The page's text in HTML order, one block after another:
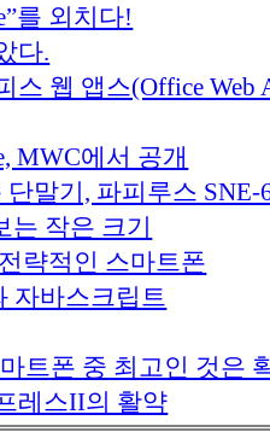
를 외치다!
다.
웹 앱스(Office Web
MWC에서 공개
말기, 파피루스 SNE-
는 작은 크기
략적인 스마트폰
자바스크립트
트폰 중 최고인 것은
레스II의 활약